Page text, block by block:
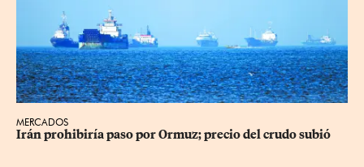
MERCADOS
Irán prohibiría paso por Ormuz; precio del crudo subió